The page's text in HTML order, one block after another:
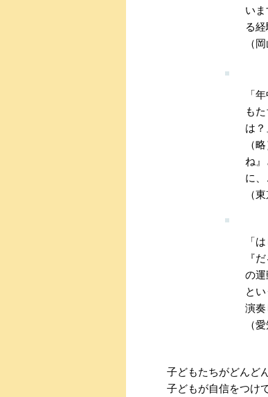
い
る
（
「
も
は
（
ね
に
（
「
『
の運
と
演奏
（
子どもたちがどんど
子どもが自信をつけ